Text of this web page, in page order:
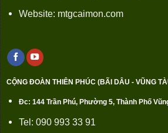
Website: mtgcaimon.com
CỘNG ĐOÀN THIÊN PHÚC (BÃI DÂU - VŨNG
Đc: 144 Trần Phú, Phường 5, Thành Phố
Tel: 090 993 33 91